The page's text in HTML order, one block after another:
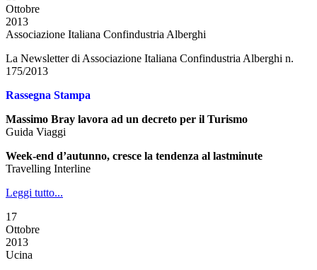
Ottobre
2013
Associazione Italiana Confindustria Alberghi
La Newsletter di Associazione Italiana Confindustria Alberghi n.
175/2013
Rassegna Stampa
Massimo Bray lavora ad un decreto per il Turismo
Guida Viaggi
Week-end d’autunno, cresce la tendenza al lastminute
Travelling Interline
Leggi tutto...
17
Ottobre
2013
Ucina